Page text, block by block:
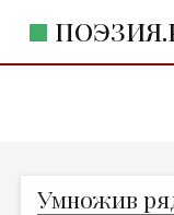
ЖАНРЫ
Умножив